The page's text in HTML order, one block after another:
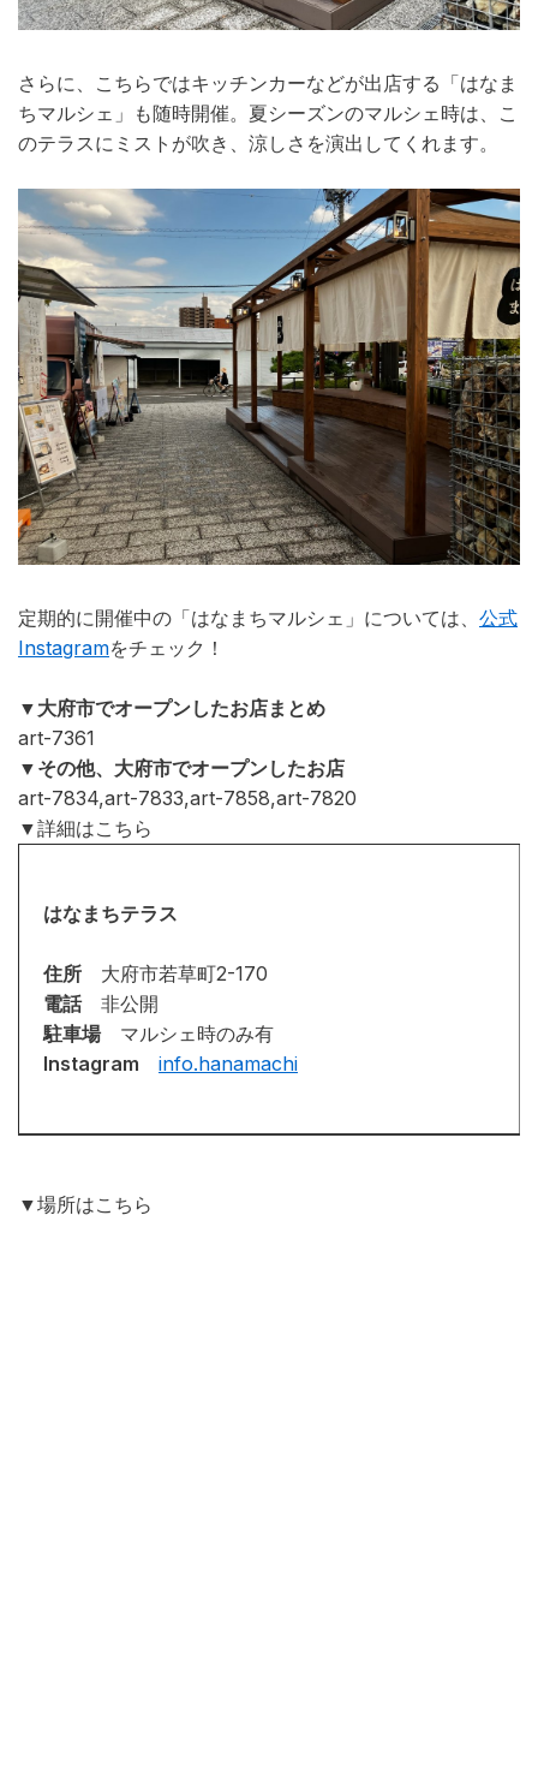
さらに、こちらではキッチンカーなどが出店する「はなま
ちマルシェ」も随時開催。夏シーズンのマルシェ時は、こ
のテラスにミストが吹き、涼しさを演出してくれます。
定期的に開催中の「はなまちマルシェ」については、 公式
Instagramをチェック！
▼大府市でオープンしたお店まとめ
art-7361
▼その他、大府市でオープンしたお店
art-7834,art-7833,art-7858,art-7820
▼詳細はこちら
はなまちテラス
住所 大府市若草町2-170
電話非公開
駐車場マルシェ時のみ有
Instagram
info.hanamachi
▼場所はこちら